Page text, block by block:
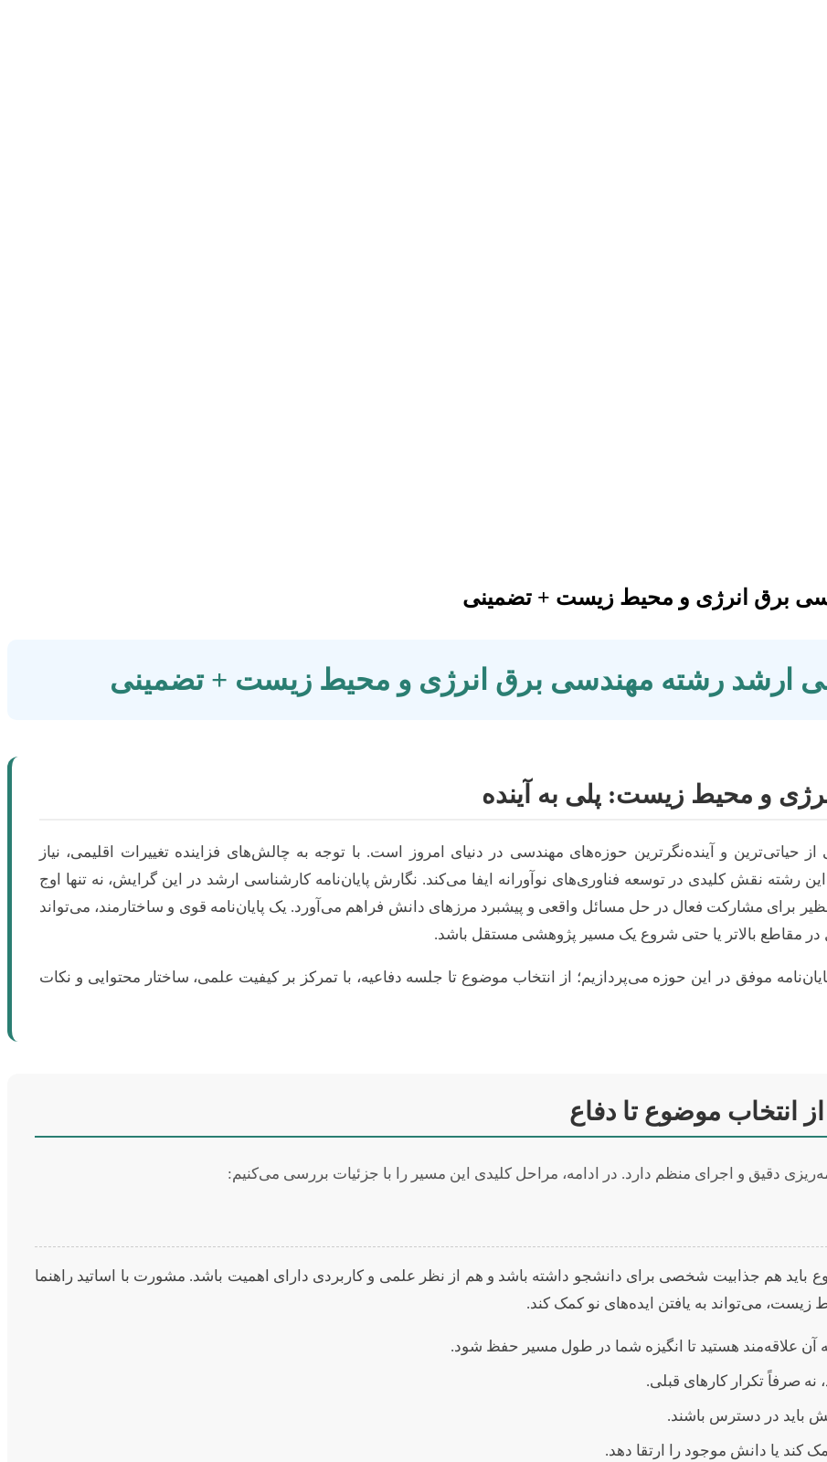
برق انرژی و محیط زیست + تضمینی
ارشد رشته مهندسی برق انرژی و محیط زیست + تضمینی
و محیط زیست: پلی به آینده
و آینده‌نگرترین حوزه‌های مهندسی در دنیای امروز است. با توجه به چالش‌های فزاینده تغییرات اقلیمی، نیاز
رشته نقش کلیدی در توسعه فناوری‌های نوآورانه ایفا می‌کند. نگارش پایان‌نامه کارشناسی ارشد در این گرایش، نه تنها اوج
مشارکت فعال در حل مسائل واقعی و پیشبرد مرزهای دانش فراهم می‌آورد. یک پایان‌نامه قوی و ساختارمند، می‌تواند
در مقاطع بالاتر یا حتی شروع یک مسیر پژوهشی مستقل باشد.
موفق در این حوزه می‌پردازیم؛ از انتخاب موضوع تا جلسه دفاعیه، با تمرکز بر کیفیت علمی، ساختار محتوایی و نکات
انتخاب موضوع تا دفاع
دقیق و اجرای منظم دارد. در ادامه، مراحل کلیدی این مسیر را با جزئیات بررسی می‌کنیم:
باید هم جذابیت شخصی برای دانشجو داشته باشد و هم از نظر علمی و کاربردی دارای اهمیت باشد. مشورت با اساتید راهنما
زیست، می‌تواند به یافتن ایده‌های نو کمک کند.
آن علاقه‌مند هستید تا انگیزه شما در طول مسیر حفظ شود.
نه صرفاً تکرار کارهای قبلی.
باید در دسترس باشند.
یا دانش موجود را ارتقا دهد.